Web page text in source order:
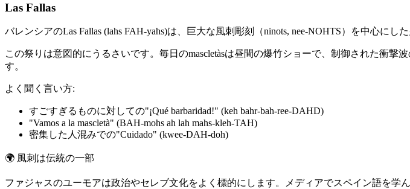
Las Fallas
バレンシアのLas Fallas (lahs FAH-yahs)は、巨大な風刺彫刻（ninots, nee-NOHTS）を中心に
この祭りは意図的にうるさいです。毎日のmascletàsは昼間の爆竹ショーで、制御された衝
す。
よく聞く言い方:
すごすぎるものに対しての"¡Qué barbaridad!" (keh bahr-bah-ree-DAHD)
"Vamos a la mascletà" (BAH-mohs ah lah mahs-kleh-TAH)
密集した人混みでの"Cuidado" (kwee-DAH-doh)
🌍 風刺は伝統の一部
ファジャスのユーモアは政治やセレブ文化をよく標的にします。メディアでスペイン語を